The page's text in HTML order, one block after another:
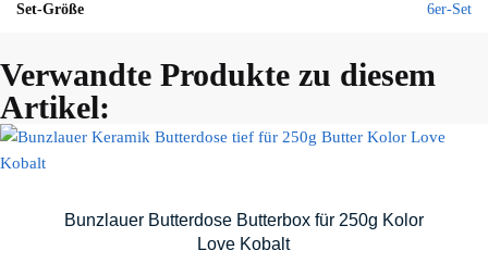
Set-Größe 6er-Set
Verwandte Produkte zu diesem
Artikel:
Bunzlauer Butterdose Butterbox für 250g Kolor
Love Kobalt